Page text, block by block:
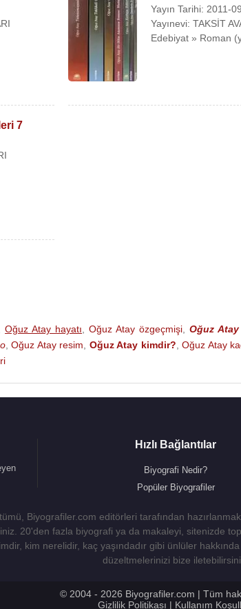
Yayın Tarihi: 2011-
Yayınevi: TAKSİT
Edebiyat » Roman
7
Oğuz Atay hayatı, Oğuz Atay özgeçmişi, Oğuz Atay
,Oğuz Atay resim, Oğuz Atay kimdir?,Oğuz Atay
Hızlı Bağlantılar
Biyografi Nedir?
Popüler Biyografiler
Biyografiler.com editörleri tarafından
20'den fazla biyografi ya da makaleyi, sitenizde
kim nerelidir, kaç yaşındadır gibi ünlüler
düzeltmelerinizi bize
© 2004 - 2026 Biyografiler.com | Tüm
Gizlilik Politikası | Kullanım